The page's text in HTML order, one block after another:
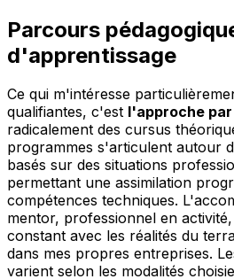
Parcours
d'apprentissage
Ce qui m'intéresse
qualifiantes, c'est l'approche
radicalement des cursus
programmes s'articulent autour
basés sur des situations
permettant une assimilation
compétences techniques.
mentor, professionnel en
constant avec les réalités du
dans mes propres entreprises.
varient selon les modalités